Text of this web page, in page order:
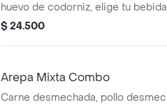
huevo de codorniz, elige tu
$ 24.500
Arepa Mixta Combo
Carne desmechada, pollo